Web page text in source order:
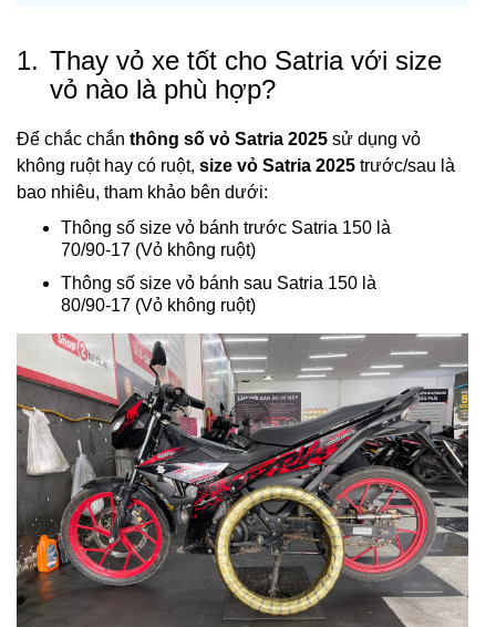
1. Thay vỏ xe tốt cho Satria với size
vỏ nào là phù hợp?
Để chắc chắn thông số vỏ Satria 2025 sử dụng vỏ
không ruột hay có ruột, size vỏ Satria 2025 trước/sau là
bao nhiêu, tham khảo bên dưới:
Thông số size vỏ bánh trước Satria 150 là
70/90-17 (Vỏ không ruột)
Thông số size vỏ bánh sau Satria 150 là
80/90-17 (Vỏ không ruột)